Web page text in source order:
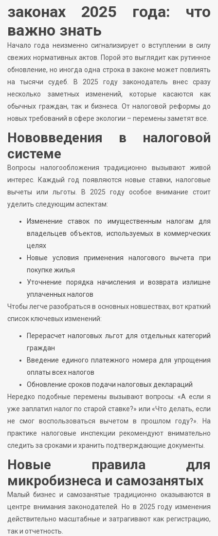
законах 2025 года: что
важно знать
Начало года неизменно сигнализирует о вступлении в силу
свежих нормативных актов. Порой это выглядит как рутинное
обновление, но иногда одна строка в законе может повлиять
на тысячи судеб. В 2025 году законодатель внес сразу
несколько заметных изменений, которые касаются как
обычных граждан, так и бизнеса. От налоговой реформы до
новых требований в сфере экологии – перемены заметят все.
Нововведения в налоговой
системе
Вопросы налогообложения традиционно вызывают живой
интерес. Каждый год появляются новые ставки, налоговые
вычеты или льготы. В 2025 году особое внимание стоит
уделить следующим аспектам:
Изменение ставок по имущественным налогам для
владельцев объектов, используемых в коммерческих
целях
Новые условия применения налогового вычета при
покупке жилья
Уточнение порядка начисления и возврата излишне
уплаченных налогов
Чтобы легче разобраться в основных новшествах, вот краткий
список ключевых изменений:
Перерасчет налоговых льгот для отдельных категорий
граждан
Введение единого платежного номера для упрощения
оплаты всех налогов
Обновление сроков подачи налоговых деклараций
Нередко подобные перемены вызывают вопросы: «А если я
уже заплатил налог по старой ставке?» или «Что делать, если
не смог воспользоваться вычетом в прошлом году?». На
практике налоговые инспекции рекомендуют внимательно
следить за сроками и хранить подтверждающие документы.
Новые правила для
микробизнеса и самозанятых
Малый бизнес и самозанятые традиционно оказываются в
центре внимания законодателей. Но в 2025 году изменения
действительно масштабные и затрагивают как регистрацию,
так и отчетность.